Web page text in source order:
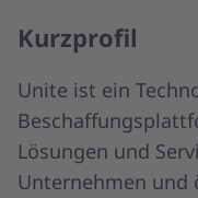
Kurzprofil
Unite ist ein
Lösungen und
Unternehmen und